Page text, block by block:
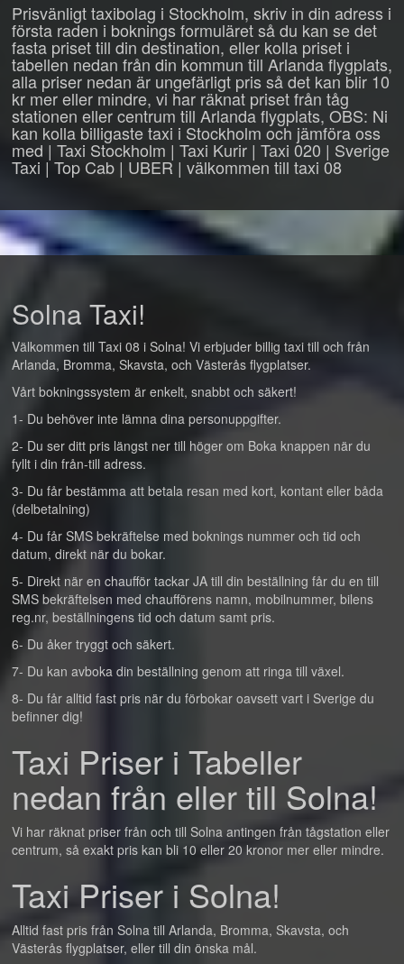
Prisvänligt taxibolag i Stockholm, skriv in din adress i
första raden i boknings formuläret så du kan se det
fasta priset till din destination, eller kolla priset i
tabellen nedan från din kommun till Arlanda flygplats,
alla priser nedan är ungefärligt pris så det kan blir 10
kr mer eller mindre, vi har räknat priset från tåg
stationen eller centrum till Arlanda flygplats, OBS: Ni
kan kolla billigaste taxi i Stockholm och jämföra oss
med | Taxi Stockholm | Taxi Kurir | Taxi 020 | Sverige
Taxi | Top Cab | UBER | välkommen till taxi 08
Solna Taxi!
Välkommen till Taxi 08 i Solna! Vi erbjuder billig taxi till och från
Arlanda, Bromma, Skavsta, och Västerås flygplatser.
Vårt bokningssystem är enkelt, snabbt och säkert!
1- Du behöver inte lämna dina personuppgifter.
2- Du ser ditt pris längst ner till höger om Boka knappen när du
fyllt i din från-till adress.
3- Du får bestämma att betala resan med kort, kontant eller båda
(delbetalning)
4- Du får SMS bekräftelse med boknings nummer och tid och
datum, direkt när du bokar.
5- Direkt när en chaufför tackar JA till din beställning får du en till
SMS bekräftelsen med chaufförens namn, mobilnummer, bilens
reg.nr, beställningens tid och datum samt pris.
6- Du åker tryggt och säkert.
7- Du kan avboka din beställning genom att ringa till växel.
8- Du får alltid fast pris när du förbokar oavsett vart i Sverige du
befinner dig!
Taxi Priser i Tabeller
nedan från eller till Solna!
Vi har räknat priser från och till Solna antingen från tågstation eller
centrum, så exakt pris kan bli 10 eller 20 kronor mer eller mindre.
Taxi Priser i Solna!
Alltid fast pris från Solna till Arlanda, Bromma, Skavsta, och
Västerås flygplatser, eller till din önska mål.